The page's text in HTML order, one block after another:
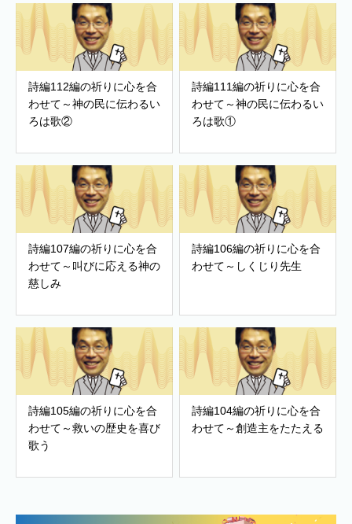
詩編112編の祈りに心を合
わせて～神の民に伝わるい
ろは歌②
詩編111編の祈りに心を合
わせて～神の民に伝わるい
ろは歌①
詩編107編の祈りに心を合
わせて～叫びに応える神の
慈しみ
詩編106編の祈りに心を合
わせて～しくじり先生
詩編105編の祈りに心を合
わせて～救いの歴史を喜び
歌う
詩編104編の祈りに心を合
わせて～創造主をたたえる